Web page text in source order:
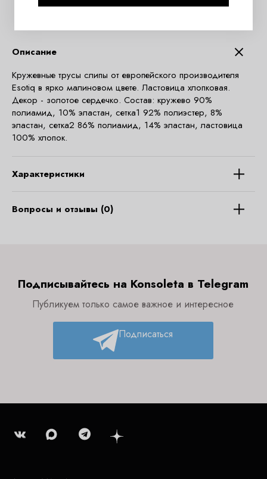
Описание
Кружевные трусы слипы от европейского производителя
Esotiq в ярко малиновом цвете. Ластовица хлопковая.
Декор - золотое сердечко. Состав: кружево 90%
полиамид, 10% эластан, сетка1 92% полиэстер, 8%
эластан, сетка2 86% полиамид, 14% эластан, ластовица
100% хлопок.
Характеристики
Вопросы и отзывы (0)
Подписывайтесь на Konsoleta в Telegram
Публикуем только самое важное и интересное
Подписаться